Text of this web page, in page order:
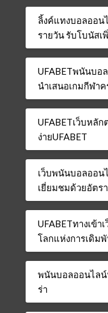
ลิ้งค์แทงบอลออน
รายวัน รับโบนัสเ
UFABETพนันบอ
นำเสนอเกมกีฬา
UFABETเว็บหลั
ง่ายUFABET
เว็บพนันบอลออน
เยี่ยมชมด้วยอัตร
UFABETทางเข้
โลกแห่งการเดิ
พนันบอลออนไลน์
ร่า